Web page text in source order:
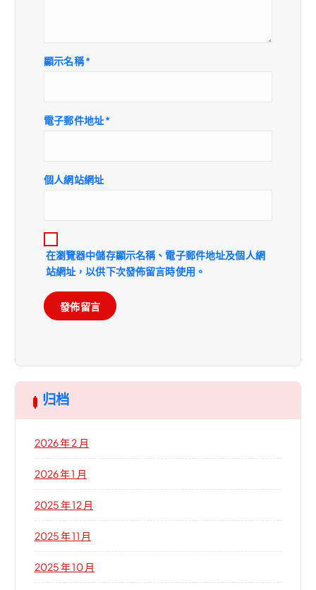
顯示名稱*
電子郵件地址*
個人網站網址
在瀏覽器中儲存顯示名稱、電子郵件地址及個人網
站網址，以供下次發佈留言時使用。
归档
2026 年 2 月
2026 年 1 月
2025 年 12 月
2025 年 11 月
2025 年 10 月